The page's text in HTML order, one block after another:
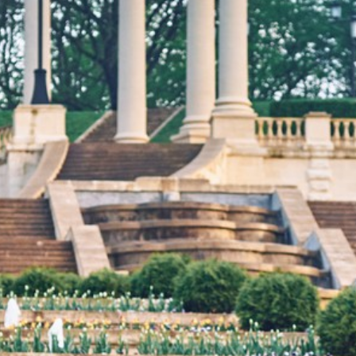
Аллея туи штамбовой
в честь 70-летия
Победы в ВОВ
Средний парк
честь
Гора «Красное
солнышко»
Верхний парк
Гора